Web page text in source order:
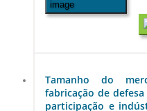
Tamanho do
fabricação de
participação e